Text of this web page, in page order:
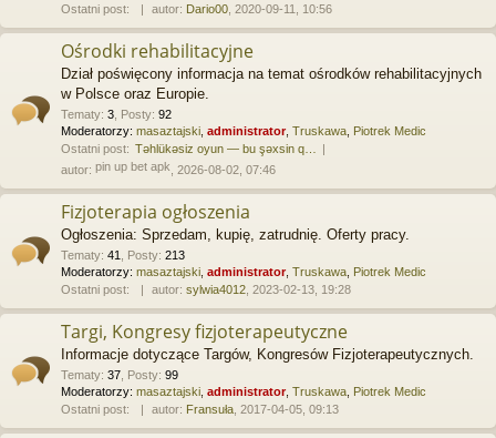
Ostatni post:
autor: Dario00 , 2020-09-11, 10:56
Ośrodki rehabilitacyjne
Dział poświęcony informacja na temat ośrodków rehabilitacyjnych
w Polsce oraz Europie.
Tematy: 3 Posty: 92
Moderatorzy: masaztajski administrator, Truskawa Piotrek Medic
Ostatni post: Təhlükəsiz oyun — bu şəxsin q…
autor: pin up bet apk , 2026-08-02, 07:46
Fizjoterapia ogłoszenia
Ogłoszenia: Sprzedam, kupię, zatrudnię. Oferty pracy.
Tematy: 41 Posty: 213
Moderatorzy: masaztajski administrator, Truskawa Piotrek Medic
Ostatni post:
autor: sylwia4012 , 2023-02-13, 19:28
Targi, Kongresy fizjoterapeutyczne
Informacje dotyczące Targów, Kongresów Fizjoterapeutycznych.
Tematy: 37 Posty: 99
Moderatorzy: masaztajski administrator, Truskawa Piotrek Medic
Ostatni post:
autor: Fransuła , 2017-04-05, 09:13